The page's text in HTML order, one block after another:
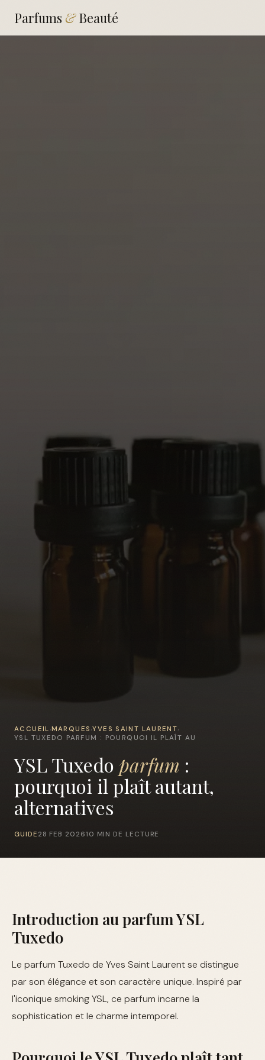
Parfums &Beauté
ACCUEIL ›MARQUES ›YVES SAINT LAURENT›
YSL TUXEDO PARFUM : POURQUOI IL PLAÎT AU
YSL Tuxedo parfum :
pourquoi il plaît autant,
alternatives
GUIDE 28 FEB 202610 MIN DE LECTURE
Introduction au parfum YSL
Tuxedo
Le parfum Tuxedo de Yves Saint Laurent se distingue
par son élégance et son caractère unique. Inspiré par
l'iconique smoking YSL, ce parfum incarne la
sophistication et le charme intemporel.